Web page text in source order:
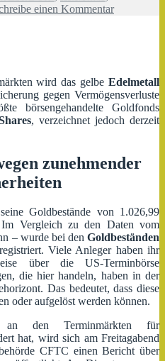
einen Kommentarzu
wird das gelbe Edelmetall
gegen Vermögensverluste
börsengehandelte Goldfonds
, verzeichnet jedoch derzeit
zunehmender
Goldbestände von 1.026,99
Vergleich zu den Daten vom
– wurde bei den Goldbeständen
Viele Anleger haben ihr
über die US-Terminbörse
die hier handeln, haben in der
Das bedeutet, dass diese
oder aufgelöst werden können.
den Terminmärkten für
hat, wird sich am Freitagabend
CFTC einen Bericht über